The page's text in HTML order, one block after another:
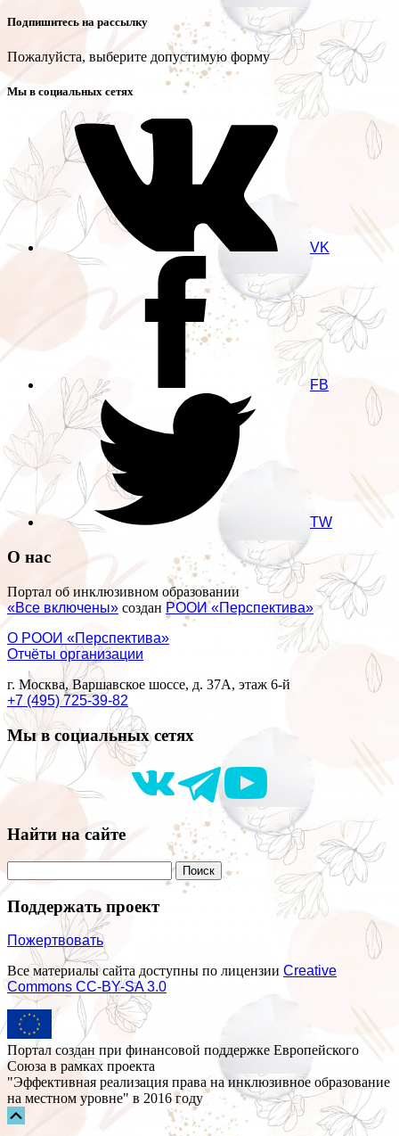
Подпишитесь на рассылку
Пожалуйста, выберите допустимую форму
Мы в социальных сетях
VK
FB
TW
О нас
Портал об инклюзивном образовании
«Все включены» создан РООИ «Перспектива»
О РООИ «Перспектива»
Отчёты организации
г. Москва, Варшавское шоссе, д. 37А, этаж 6-й
+7 (495) 725-39-82
Мы в социальных сетях
Найти на сайте
Поддержать проект
Пожертвовать
Все материалы сайта доступны по лицензии Creative
Commons СС-BY-SA 3.0
Портал создан при финансовой поддержке Европейского
Союза в рамках проекта
"Эффективная реализация права на инклюзивное образование
на местном уровне" в 2016 году